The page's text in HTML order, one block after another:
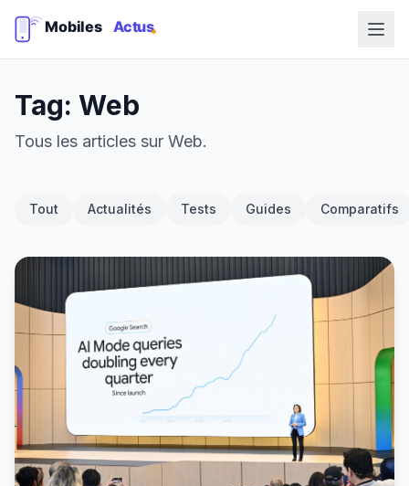
Tag: Web
Tous les articles sur Web.
Tout Actualités Tests Guides Comparatifs